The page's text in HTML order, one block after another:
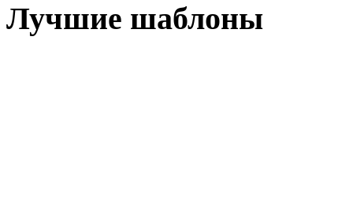
Лучшие шаблоны